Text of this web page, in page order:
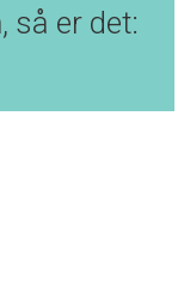
så er det: